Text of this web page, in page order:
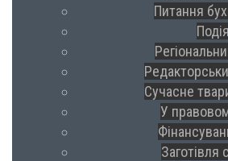
Питання
Подія
Сучасне
У
Заготівля